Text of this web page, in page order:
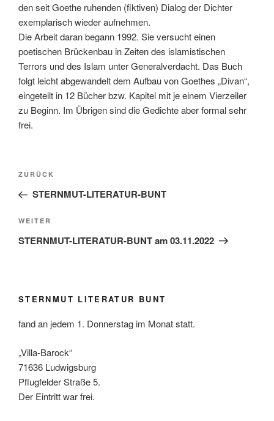
den seit Goethe ruhenden (fiktiven) Dialog der Dichter
exemplarisch wieder aufnehmen.
Die Arbeit daran begann 1992. Sie versucht einen
poetischen Brückenbau in Zeiten des islamistischen
Terrors und des Islam unter Generalverdacht. Das Buch
folgt leicht abgewandelt dem Aufbau von Goethes „Divan“,
eingeteilt in 12 Bücher bzw. Kapitel mit je einem Vierzeiler
zu Beginn. Im Übrigen sind die Gedichte aber formal sehr
frei.
Beitragsnavigation
Vorheriger
Beitrag
ZURÜCK
STERNMUT-LITERATUR-BUNT
Nächster
Beitrag
WEITER
STERNMUT-LITERATUR-BUNT am 03.11.2022
STERNMUT LITERATUR BUNT
fand an jedem 1. Donnerstag im Monat statt.
„Villa-Barock“
71636 Ludwigsburg
Pflugfelder Straße 5.
Der Eintritt war frei.